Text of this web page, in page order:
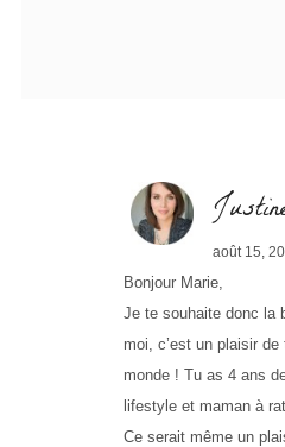
août 15,
Bonjour Marie,
Je te souhaite donc la
moi, c’est un plaisir
monde ! Tu as 4 ans
lifestyle et maman à
Ce serait même un